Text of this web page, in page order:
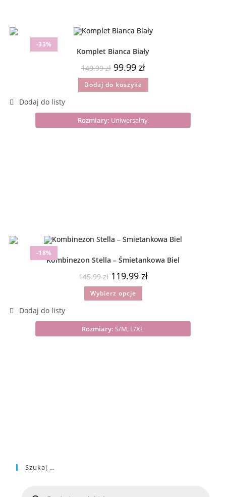
-33%
Komplet Bianca Biały
149.99zł 99.99 zł
Dodaj do koszyka
Rozmiary: Uniwersalny
-18%
Kombinezon Stella – Śmietankowa Biel
145.99zł 119.99 zł
Wybierz opcje
Rozmiary:S/M, L/XL
Szukaj …